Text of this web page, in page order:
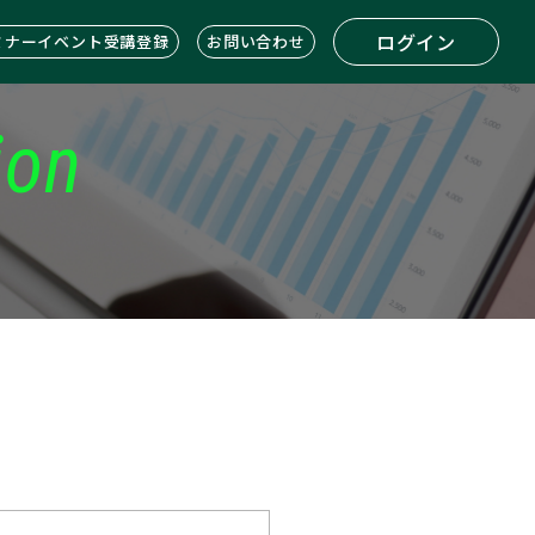
ナーイベント受講登録 お問い合わせ ログイン